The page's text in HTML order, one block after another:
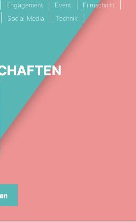
Engagement Event
Filmschnitt
Social Media
Technik